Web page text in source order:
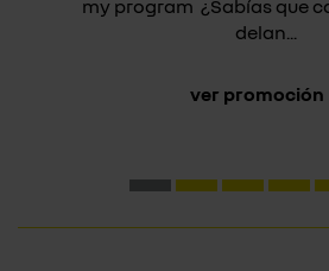
my program ¿Sabías que
delan...
ver promoción